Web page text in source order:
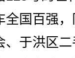
全国百强
、于洪区